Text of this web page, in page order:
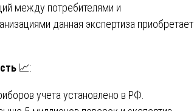
между потребителями и
данная экспертиза приобретает
📈:
учета установлено в РФ.